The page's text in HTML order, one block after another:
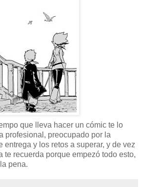
que lleva hacer un cómic te lo
profesional, preocupado por la
entrega y los retos a superar, y de vez
te recuerda porque empezó todo esto,
pena.